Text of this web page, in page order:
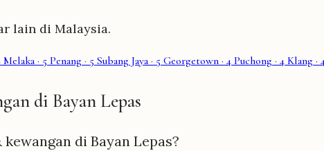
lain di Malaysia.
Melaka· 5 Penang · 5 Subang Jaya· 5 Georgetown · 4 Puchong · 4 Klang ·
di Bayan Lepas
di Bayan Lepas?